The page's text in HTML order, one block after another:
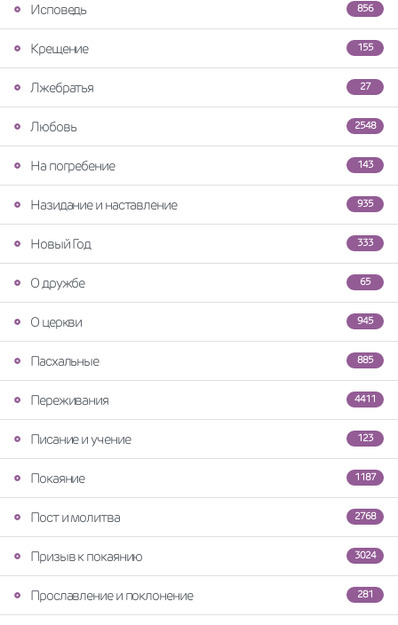
856
Исповедь
155
Крещение
27
Лжебратья
2548
Любовь
143
На погребение
935
Назидание и наставление
333
Новый Год
65
О дружбе
945
О церкви
885
Пасхальные
4411
Переживания
123
Писание и учение
1187
Покаяние
2768
Пост и молитва
3024
Призыв к покаянию
281
Прославление и поклонение